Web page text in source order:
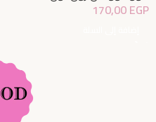
170,00EGP